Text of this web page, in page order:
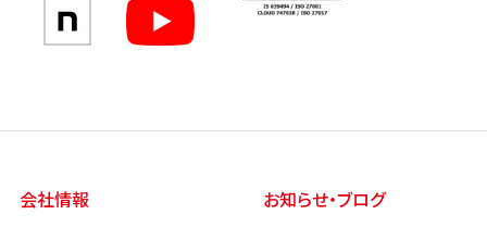
会社情報 お知らせ・ブログ